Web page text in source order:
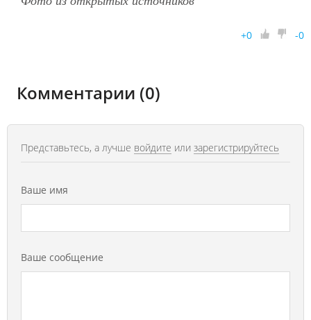
+0 -0
Комментарии (0)
Представьтесь, а лучше войдите или зарегистрируйтесь
Ваше имя
Ваше сообщение